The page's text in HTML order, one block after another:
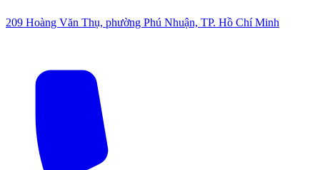
209 Hoàng Văn Thụ, phường Phú Nhuận, TP. Hồ Chí Minh